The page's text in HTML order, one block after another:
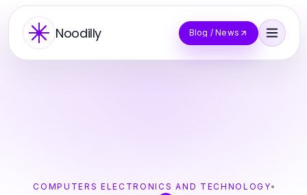
Noodilly Blog / News
COMPUTERS ELECTRONICS AND TECHNOLOGY